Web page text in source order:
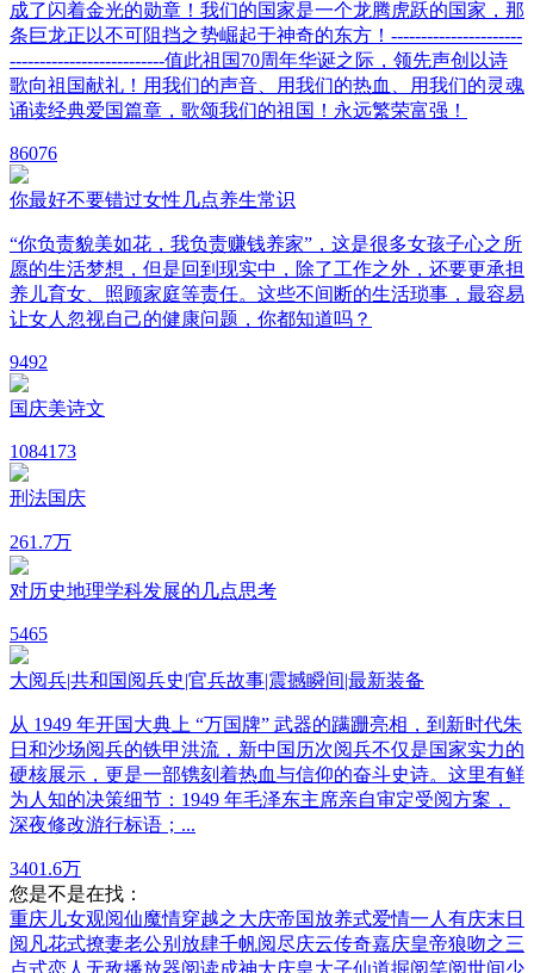
成了闪着金光的勋章！我们的国家是一个龙腾虎跃的国家，那
条巨龙正以不可阻挡之势崛起于神奇的东方！----------------------
--------------------------值此祖国70周年华诞之际，领先声创以诗
歌向祖国献礼！用我们的声音、用我们的热血、用我们的灵魂
诵读经典爱国篇章，歌颂我们的祖国！永远繁荣富强！
86076
你最好不要错过女性几点养生常识
“你负责貌美如花，我负责赚钱养家”，这是很多女孩子心之所
愿的生活梦想，但是回到现实中，除了工作之外，还要更承担
养儿育女、照顾家庭等责任。这些不间断的生活琐事，最容易
让女人忽视自己的健康问题，你都知道吗？
9492
国庆美诗文
1084173
刑法国庆
261.7万
对历史地理学科发展的几点思考
5465
大阅兵|共和国阅兵史|官兵故事|震撼瞬间|最新装备
从 1949 年开国大典上 “万国牌” 武器的蹒跚亮相，到新时代朱
日和沙场阅兵的铁甲洪流，新中国历次阅兵不仅是国家实力的
硬核展示，更是一部镌刻着热血与信仰的奋斗史诗。这里有鲜
为人知的决策细节：1949 年毛泽东主席亲自审定受阅方案，
深夜修改游行标语；...
3401.6万
您是不是在找：
重庆儿女观阅仙魔情穿越之大庆帝国放养式爱情一人有庆末日
阅凡花式撩妻老公别放肆千帆阅尽庆云传奇嘉庆皇帝狼吻之三
点式恋人 无敌播放器阅读成神大庆皇太子仙道掘阅笑阅世间少